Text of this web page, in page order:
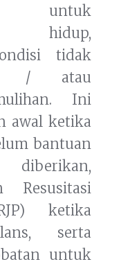
untuk
hidup,
tidak
/ atau
Ini
awal ketika
bantuan
diberikan,
Resusitasi
ketika
serta
untuk